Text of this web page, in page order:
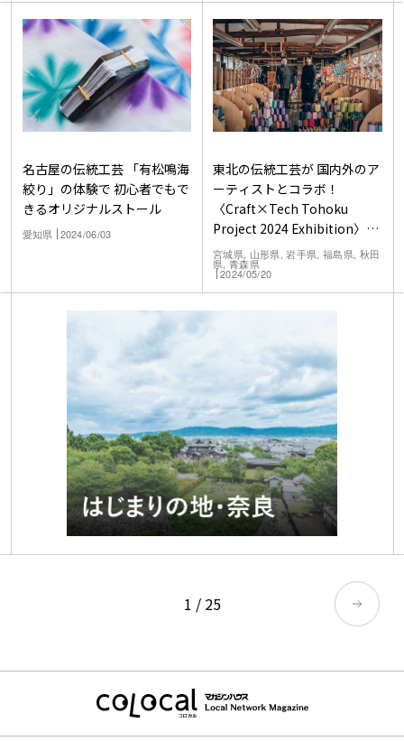
名古屋の伝統工芸 「有松鳴海
絞り」の体験で 初心者でもで
きるオリジナルストール
愛知県 2024/06/03
東北の伝統工芸が 国内外のア
ーティストとコラボ！
〈Craft×Tech Tohoku
Project 2024 Exhibition〉が
５月24日・25日に東京で開催
宮城県, 山形県, 岩手県, 福島県, 秋田
県, 青森県
2024/05/20
1 / 25